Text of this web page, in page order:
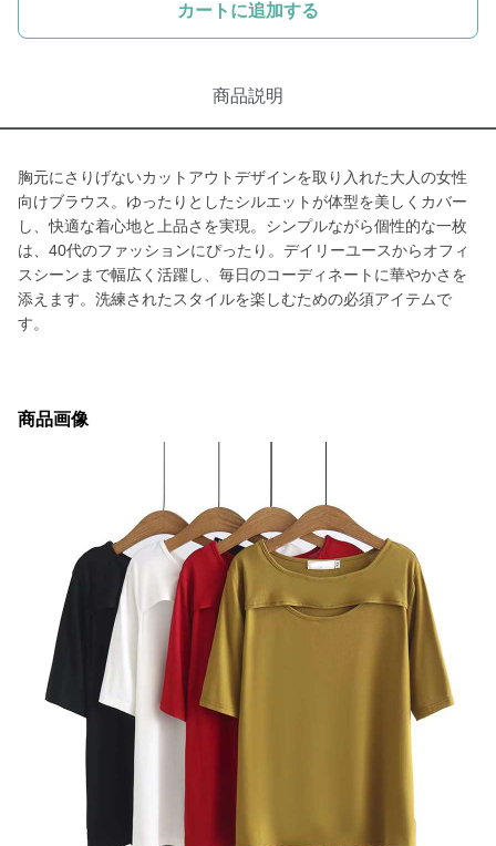
カートに追加する
商品説明
胸元にさりげないカットアウトデザインを取り入れた大人の女性
向けブラウス。ゆったりとしたシルエットが体型を美しくカバー
し、快適な着心地と上品さを実現。シンプルながら個性的な一枚
は、40代のファッションにぴったり。デイリーユースからオフィ
スシーンまで幅広く活躍し、毎日のコーディネートに華やかさを
添えます。洗練されたスタイルを楽しむための必須アイテムで
す。
商品画像